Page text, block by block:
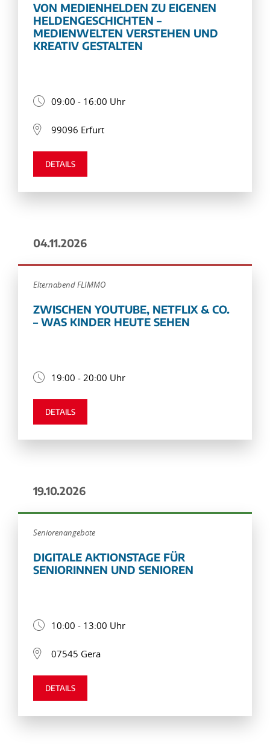
VON MEDIENHELDEN ZU EIGENEN
HELDENGESCHICHTEN –
MEDIENWELTEN VERSTEHEN UND
KREATIV GESTALTEN
09:00 - 16:00 Uhr
99096 Erfurt
DETAILS
04.11.2026
Elternabend FLIMMO
ZWISCHEN YOUTUBE, NETFLIX & CO.
– WAS KINDER HEUTE SEHEN
19:00 - 20:00 Uhr
DETAILS
19.10.2026
Seniorenangebote
DIGITALE AKTIONSTAGE FÜR
SENIORINNEN UND SENIOREN
10:00 - 13:00 Uhr
07545 Gera
DETAILS